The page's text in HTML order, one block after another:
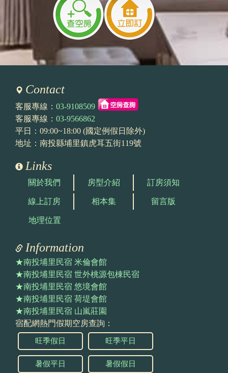
Contact
客服專線： 03-9108509
客服專線： 03-9566862
平日：09:00~18:00 (國定例假日除外)
地址：南投縣埔里鎮虎耳五街119號
Links
關於我們 房型介紹 訂房須知
線上訂房 相本集 留言版
地理位置
Information
★南投埔里民宿 米倫會館
★南投埔里民宿 世外桃源包棟民宿
★南投埔里民宿 悠境會館
★南投埔里民宿 荷堤會館
★南投埔里民宿 山嵐莊園
宿配網熱門假期空房查詢：
旺季假日 旺季平日
暑假平日 暑假假日